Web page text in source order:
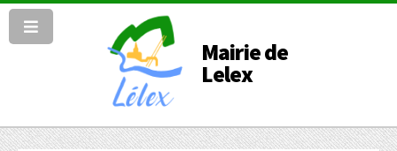
Mairie de
Lelex